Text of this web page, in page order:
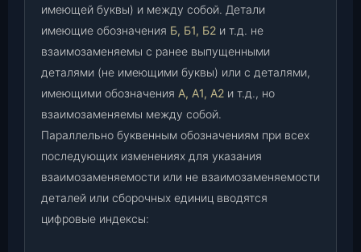
имеющей буквы) и между собой. Детали
имеющие обозначения Б, Б1, Б2 и т.д. не
взаимозаменяемы с ранее выпущенными
деталями (не имеющими буквы) или с деталями,
имеющими обозначения А, А1, А2 и т.д., но
взаимозаменяемы между собой.
Параллельно буквенным обозначениям при всех
последующих изменениях для указания
взаимозаменяемости или не взаимозаменяемости
деталей или сборочных единиц вводятся
цифровые индексы: